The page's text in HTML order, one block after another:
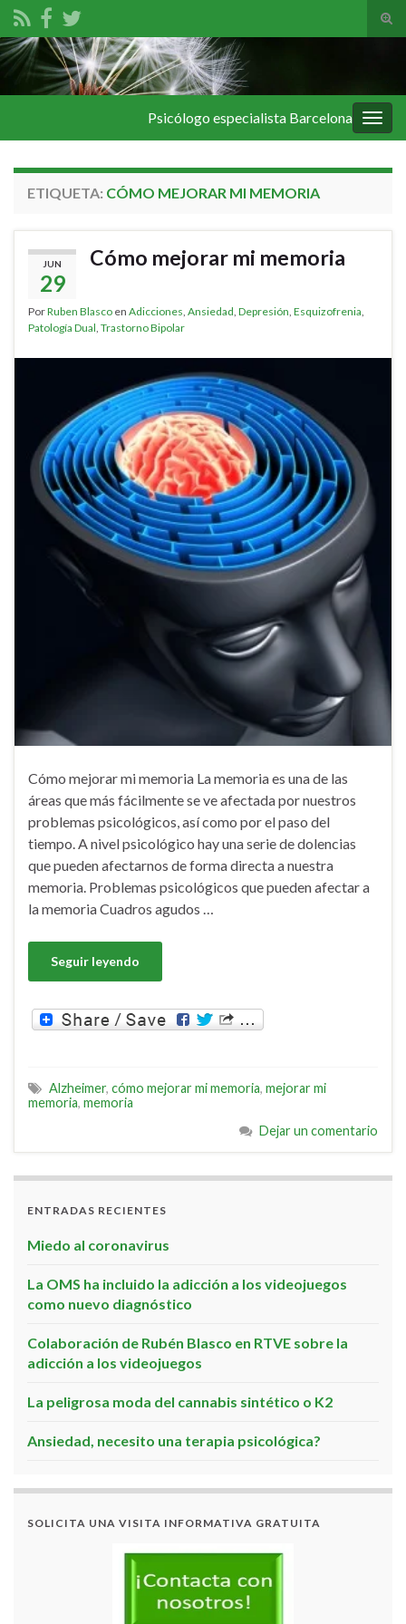
el
Search for:
la
Psicólogo especialista Barcelona
ETIQUETA: CÓMO MEJORAR MI MEMORIA
JUN
29
Cómo mejorar mi memoria
PorRuben Blasco en Adicciones Ansiedad Depresión Esquizofrenia
Patología Dual Trastorno Bipolar
Cómo mejorar mi memoria La memoria es una de las
áreas que más fácilmente se ve afectada por nuestros
problemas psicológicos, así como por el paso del
tiempo. A nivel psicológico hay una serie de dolencias
que pueden afectarnos de forma directa a nuestra
memoria. Problemas psicológicos que pueden afectar a
la memoria Cuadros agudos …
Seguir leyendo
Alzheimer, cómo mejorar mi memoria, mejorar mi
memoria, memoria
Dejar un comentario
ENTRADAS RECIENTES
Miedo al coronavirus
La OMS ha incluido la adicción a los videojuegos
como nuevo diagnóstico
Colaboración de Rubén Blasco en RTVE sobre la
adicción a los videojuegos
La peligrosa moda del cannabis sintético o K2
Ansiedad, necesito una terapia psicológica?
SOLICITA UNA VISITA INFORMATIVA GRATUITA